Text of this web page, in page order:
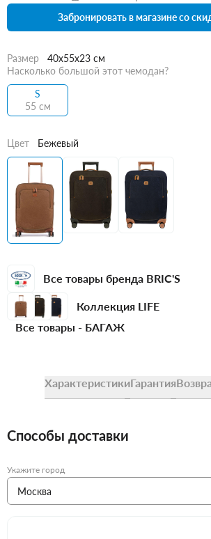
Забронировать в магазине со
Размер
40x55x23 см
Насколько большой этот чемодан?
S
55 см
Цвет Бежевый
Все товары бренда BRIC'S
Коллекция LIFE
Все товары - БАГАЖ
ХарактеристикиГарантия
Способы доставки
Укажите город